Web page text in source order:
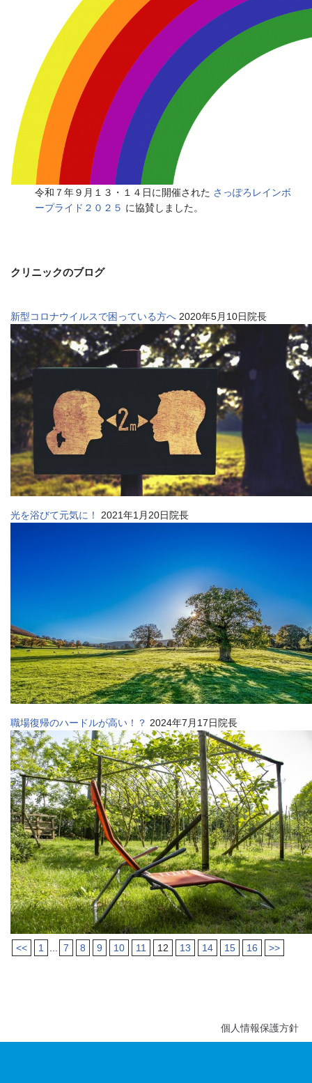
令和７年９月１３・１４日に開催された さっぽろレインボ
ープライド２０２５ に協賛しました。
クリニックのブログ
新型コロナウイルスで困っている方へ 2020年5月10日院長
光を浴びて元気に！ 2021年1月20日院長
職場復帰のハードルが高い！？ 2024年7月17日院長
<< 1 7 8 9 10 11 12 13 14 15 16 >>
個人情報保護方針